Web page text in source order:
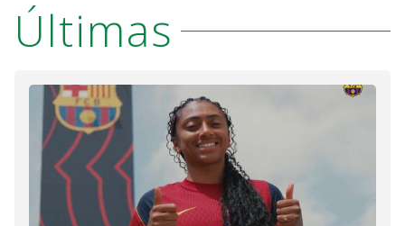
Últimas